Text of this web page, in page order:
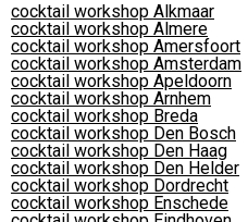
cocktail workshop Alkmaar
cocktail workshop Almere
cocktail workshop Amersfoort
cocktail workshop Amsterdam
cocktail workshop Apeldoorn
cocktail workshop Arnhem
cocktail workshop Breda
cocktail workshop Den Bosch
cocktail workshop Den Haag
cocktail workshop Den Helder
cocktail workshop Dordrecht
cocktail workshop Enschede